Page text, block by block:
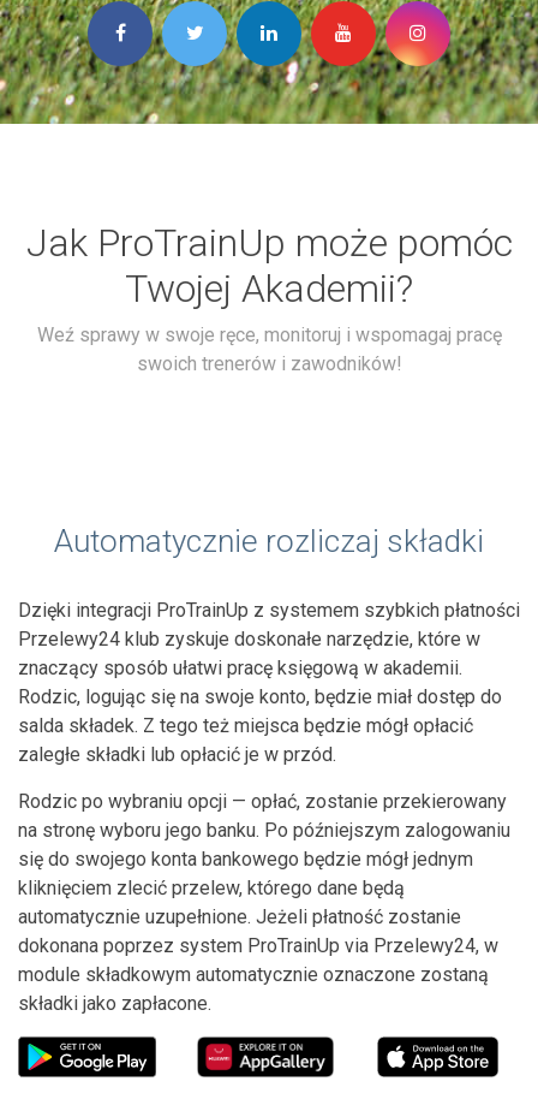
Jak ProTrainUp może pomóc
Twojej Akademii?
Weź sprawy w swoje ręce, monitoruj i wspomagaj pracę
swoich trenerów i zawodników!
Automatycznie rozliczaj składki
Dzięki integracji ProTrainUp z systemem szybkich płatności
Przelewy24 klub zyskuje doskonałe narzędzie, które w
znaczący sposób ułatwi pracę księgową w akademii.
Rodzic, logując się na swoje konto, będzie miał dostęp do
salda składek. Z tego też miejsca będzie mógł opłacić
zaległe składki lub opłacić je w przód.
Rodzic po wybraniu opcji — opłać, zostanie przekierowany
na stronę wyboru jego banku. Po późniejszym zalogowaniu
się do swojego konta bankowego będzie mógł jednym
kliknięciem zlecić przelew, którego dane będą
automatycznie uzupełnione. Jeżeli płatność zostanie
dokonana poprzez system ProTrainUp via Przelewy24, w
module składkowym automatycznie oznaczone zostaną
składki jako zapłacone.